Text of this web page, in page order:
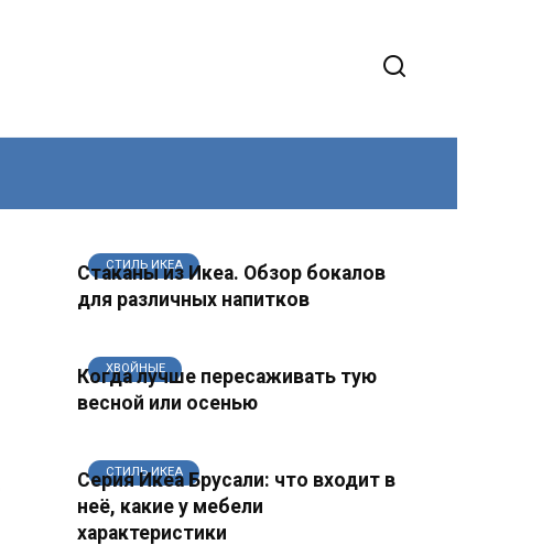
СТИЛЬ ИКЕА
Стаканы из Икеа. Обзор бокалов
для различных напитков
ХВОЙНЫЕ
Когда лучше пересаживать тую
весной или осенью
СТИЛЬ ИКЕА
Серия Икеа Брусали: что входит в
неё, какие у мебели
характеристики